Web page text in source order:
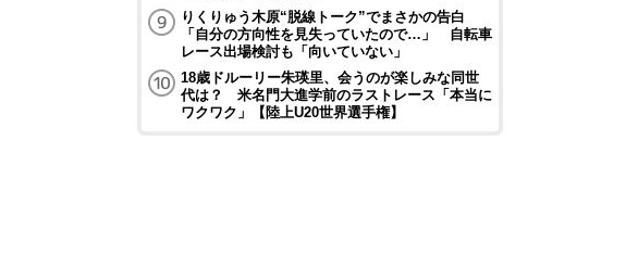
りくりゅう木原“脱線トーク”でまさかの告白
「自分の方向性を見失っていたので…」 自転車
レース出場検討も「向いていない」
18歳ドルーリー朱瑛里、会うのが楽しみな同世
代は？ 米名門大進学前のラストレース「本当に
ワクワク」【陸上U20世界選手権】